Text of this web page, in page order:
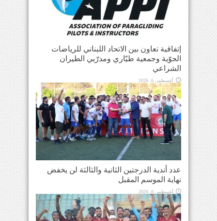
إتفاقية تعاون بين الاتحاد اللبناني للرياضات
الجوّية وجمعية طيّاري ومدرّبي الطيران
الشراعي
أغسطس 6, 2026
عدد أندية الدرجتين الثانية والثالثة لن يخفض
نهاية الموسم المقبل
أغسطس 6, 2026